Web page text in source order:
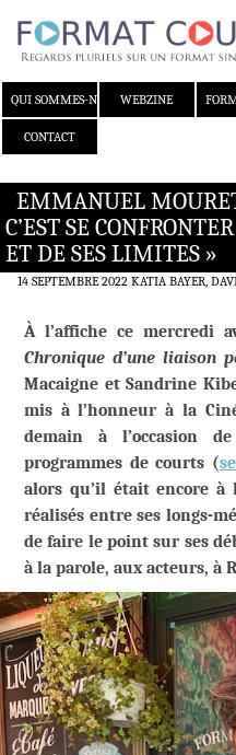
QUI SOMMES-NOUS ?WEBZINE
CONTACT
EMMANUEL
C’EST SE
ET DE SES LIMITES »
14 SEPTEMBRE 2022 KATIA BAYER,
À l’affiche ce mercredi
Chronique d’une liaison
Macaigne et Sandrine
mis à l’honneur à la
demain à l’occasion
programmes de courts (
alors qu’il était encore à
réalisés entre ses longs-
de faire le point sur ses
à la parole, aux acteurs, à